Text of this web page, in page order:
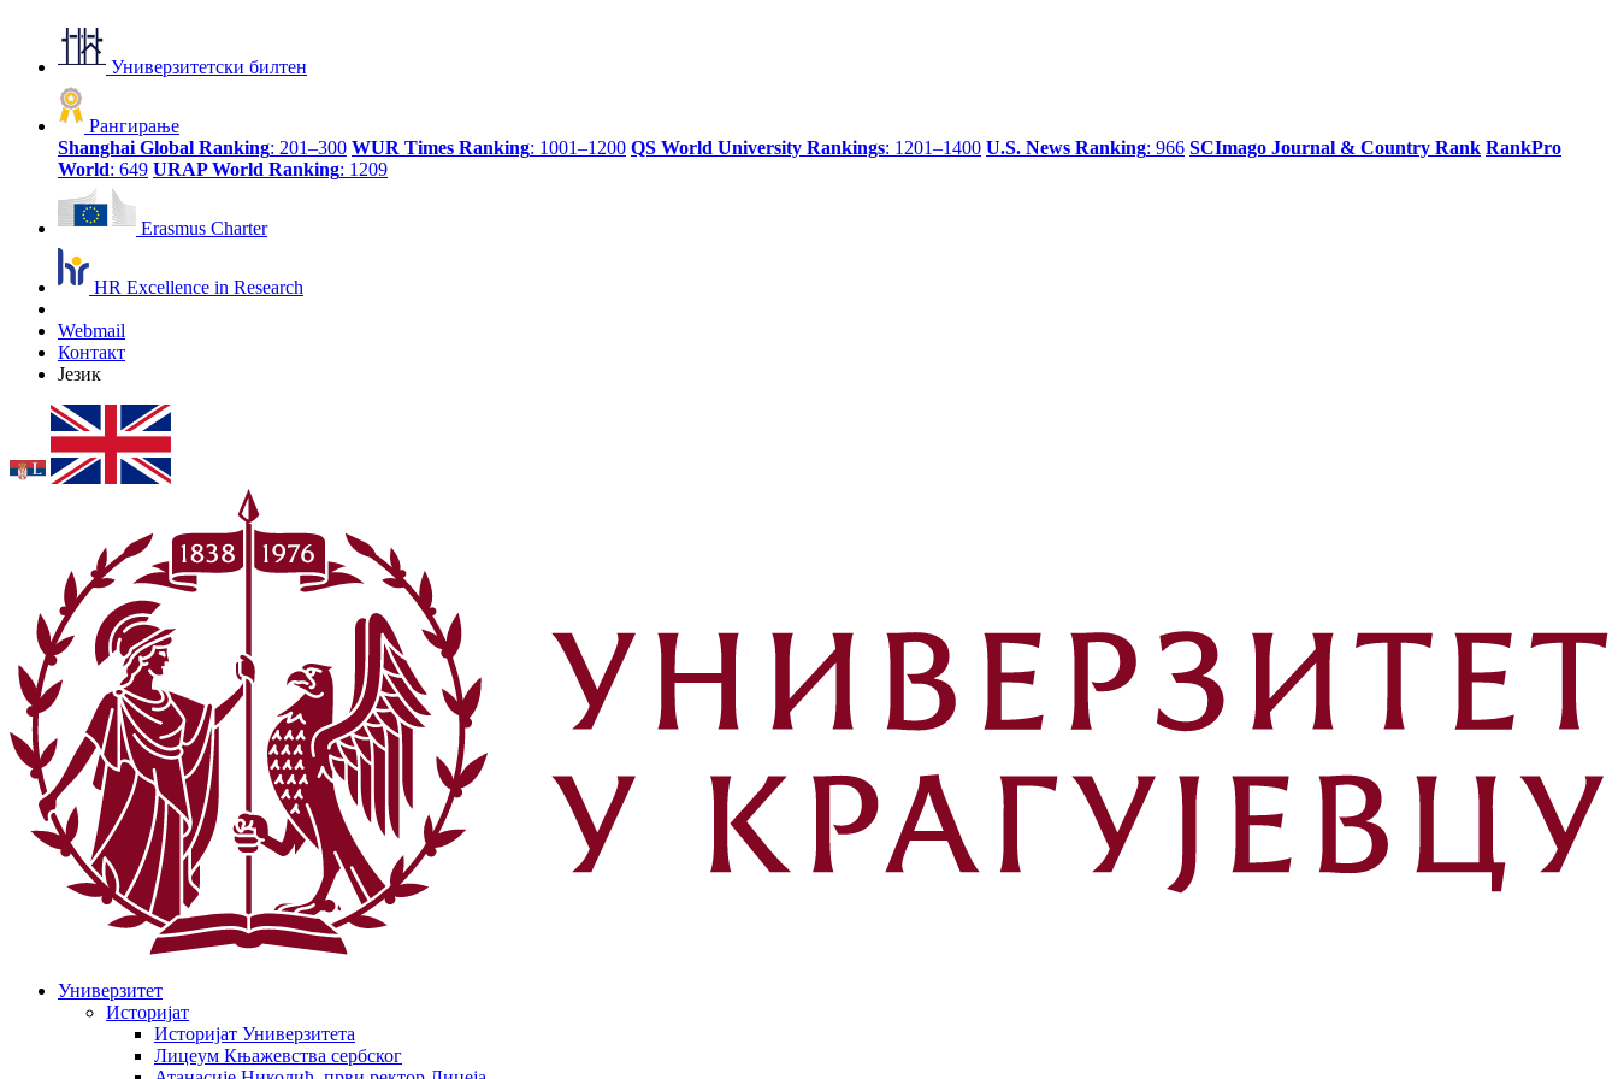
Универзитетски билтен
Рангирање
Shanghai Global Ranking: 201–300 WUR Times Ranking: 1001–1200 QS World University Rankings: 1201–1400 U.S. News Ranking: 966 SCImago Journal & Country Rank RankPro
World: 649 URAP World Ranking: 1209
Erasmus Charter
HR Excellence in Research
Webmail
Контакт
Језик
Универзитет
Историјат
Историјат Универзитета
Лицеум Књажевства сербског